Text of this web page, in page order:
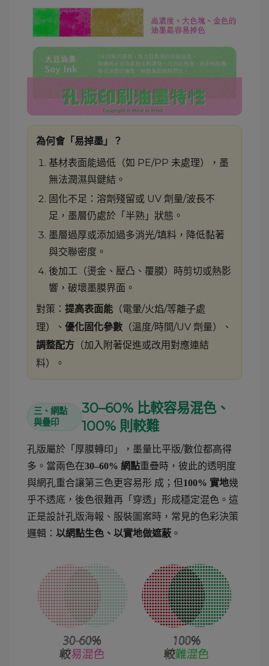
為何會「易掉墨」？
基材表面能過低（如 PE/PP 未處理），墨
無法潤濕與鍵結。
固化不足：溶劑殘留或 UV 劑量/波長不
足，墨層仍處於「半熟」狀態。
墨層過厚或添加過多消光/填料，降低黏著
與交聯密度。
後加工（燙金、壓凸、覆膜）時剪切或熱影
響，破壞墨膜界面。
對策：提高表面能 （電暈/火焰/等離子處
理）、優化固化參數 （溫度/時間/UV 劑量）、
調整配方 （加入附著促進或改用對應連結
料）。
三、網點
與疊印
30–60% 比較容易混色、
100% 則較難
孔版屬於「厚膜轉印」，墨量比平版/數位都高得
多。當兩色在30–60% 網點重疊時，彼此的透明度
與網孔重合讓第三色更容易形 成；但100% 實地幾
乎不透底，後色很難再「穿透」形成穩定混色。這
正是設計孔版海報、服裝圖案時，常見的色彩決策
邏輯： 以網點生色、以實地做遮蔽 。